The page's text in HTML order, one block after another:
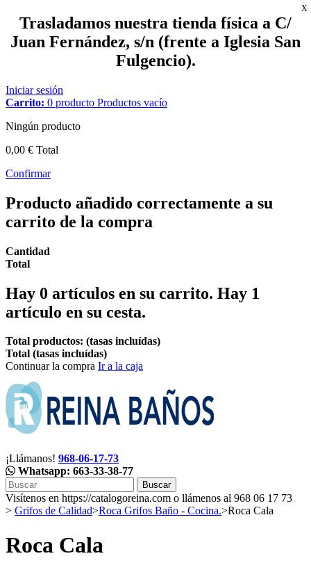
Trasladamos nuestra tienda física a C/
Juan Fernández, s/n (frente a Iglesia San
Fulgencio).
X
Iniciar sesión
Carrito: 0 producto Productos vacío
Ningún producto
0,00 € Total
Confirmar
Producto añadido correctamente a su
carrito de la compra
Cantidad
Total
Hay 0 artículos en su carrito. Hay 1
artículo en su cesta.
Total productos: (tasas incluídas)
Total (tasas incluídas)
Continuar la compra Ir a la caja
¡Llámanos! 968-06-17-73
Whatsapp: 663-33-38-77
Buscar
Visítenos en https://catalogoreina.com o llámenos al 968 06 17 73
> Grifos de Calidad>Roca Grifos Baño - Cocina.>Roca Cala
Roca Cala